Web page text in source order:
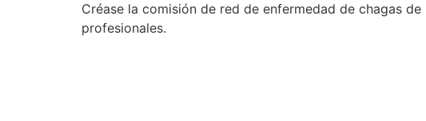
Créase la comisión de red de enfermedad de chagas
profesionales.